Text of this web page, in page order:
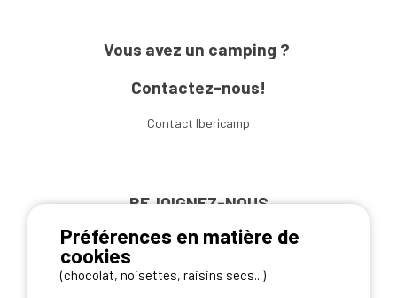
Vous avez un camping ?
Contactez-nous!
Contact Ibericamp
REJOIGNEZ-NOUS
Préférences en matière de
cookies
(chocolat, noisettes, raisins secs...)